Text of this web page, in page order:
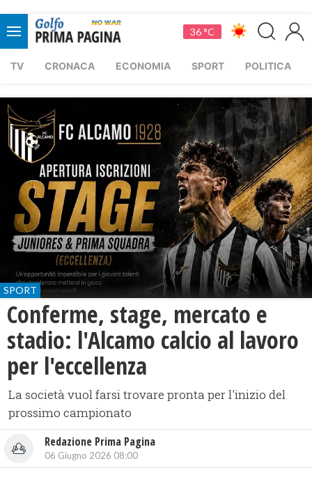
36 °C
TV CRONACA ECONOMIA SPORT POLITICA
SPORT
Conferme, stage, mercato e
stadio: l'Alcamo calcio al lavoro
per l'eccellenza
La società vuol farsi trovare pronta per l'inizio del
prossimo campionato
Redazione Prima Pagina
06 Giugno 2026 08:00